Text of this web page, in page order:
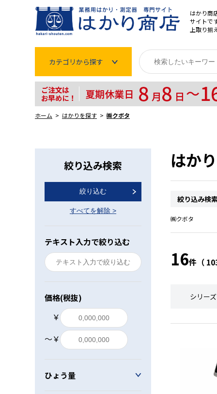
はかり商
サイトで
上取り揃
カテゴリから探す
はかり
分銅
タイマー
長さ測定器
濃度・環境測定
色々な計測器
レベル・勾配測定
オプション
ホーム はかりを探す ㈱クボタ
絞り込み検索
絞り込む
すべてを解除 >
テキスト入力で絞り込む
価格(税抜)
￥
〜￥
ひょう量
はかり
絞り込み検
㈱クボタ
16件（
シリー